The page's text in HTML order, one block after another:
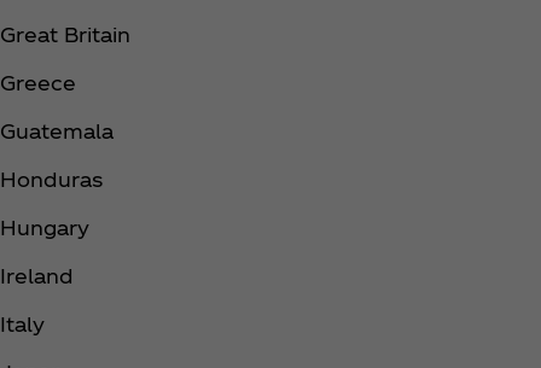
Great Britain ​
Greece ​
Guatemala ​
Honduras ​
Hungary ​
Ireland ​
Italy ​